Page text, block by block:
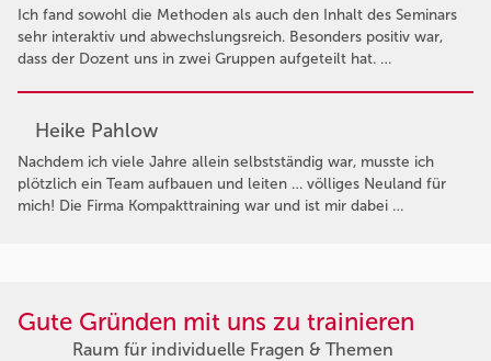
Ich fand sowohl die Methoden als auch den Inhalt des Seminars
sehr interaktiv und abwechslungsreich. Besonders positiv war,
dass der Dozent uns in zwei Gruppen aufgeteilt hat. …
Heike Pahlow
Nachdem ich viele Jahre allein selbstständig war, musste ich
plötzlich ein Team aufbauen und leiten … völliges Neuland für
mich! Die Firma Kompakttraining war und ist mir dabei …
Gute Gründen mit uns zu trainieren
Raum für individuelle Fragen & Themen